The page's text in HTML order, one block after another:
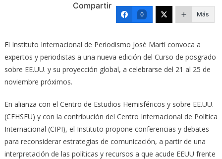
Compartir
0 Más
El Instituto Internacional de Periodismo José Martí convoca a
expertos y periodistas a una nueva edición del Curso de posgrado
sobre EE.UU. y su proyección global, a celebrarse del 21 al 25 de
noviembre próximos.
En alianza con el Centro de Estudios Hemisféricos y sobre EE.UU.
(CEHSEU) y con la contribución del Centro Internacional de Política
Internacional (CIPI), el Instituto propone conferencias y debates
para reconsiderar estrategias de comunicación, a partir de una
interpretación de las políticas y recursos a que acude EEUU frente